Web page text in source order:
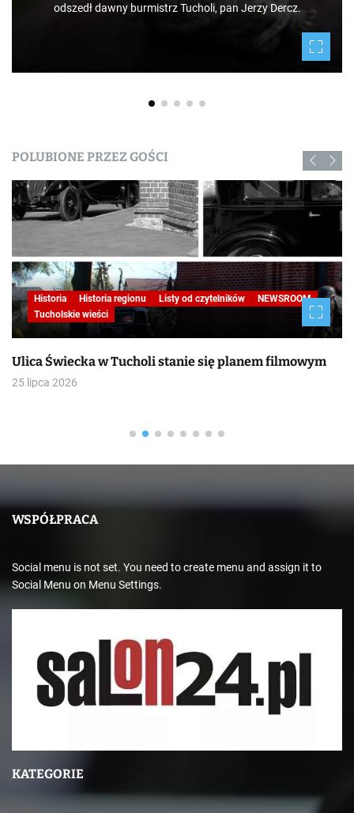
daje nam natura.
POLUBIONE PRZEZ GOŚCI
Historia Historia regionu Listy od czytelników
NEWSROOM
Tucholskie wieści
Świecka w Tucholi stanie się planem filmowym
lipca 2026
WSPÓŁPRACA
Social menu is not set. You need to create menu and assign it to
Social Menu on Menu Settings.
KATEGORIE